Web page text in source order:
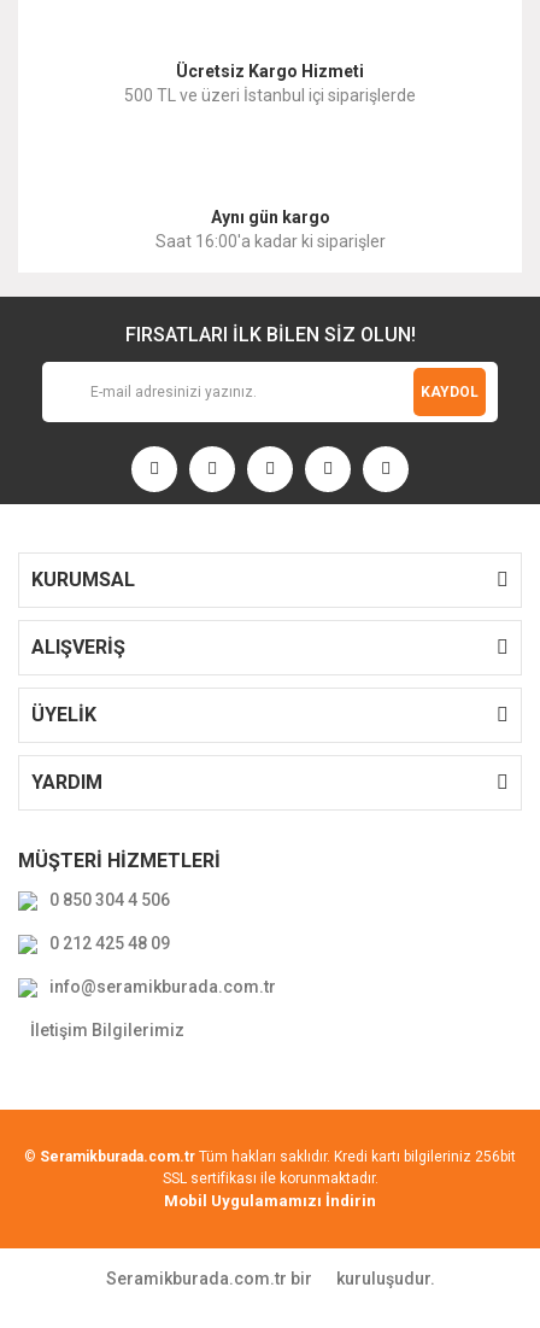
Ücretsiz Kargo Hizmeti
500 TL ve üzeri İstanbul içi siparişlerde
Aynı gün kargo
Saat 16:00'a kadar ki siparişler
FIRSATLARI İLK BİLEN SİZ OLUN!
KAYDOL
KURUMSAL
ALIŞVERİŞ
ÜYELİK
YARDIM
MÜŞTERİ HİZMETLERİ
0 850 304 4 506
0 212 425 48 09
info@seramikburada.com.tr
İletişim Bilgilerimiz
© Seramikburada.com.tr Tüm hakları saklıdır. Kredi kartı bilgileriniz 256bit
SSL sertifikası ile korunmaktadır.
Mobil Uygulamamızı İndirin
Seramikburada.com.tr bir kuruluşudur.